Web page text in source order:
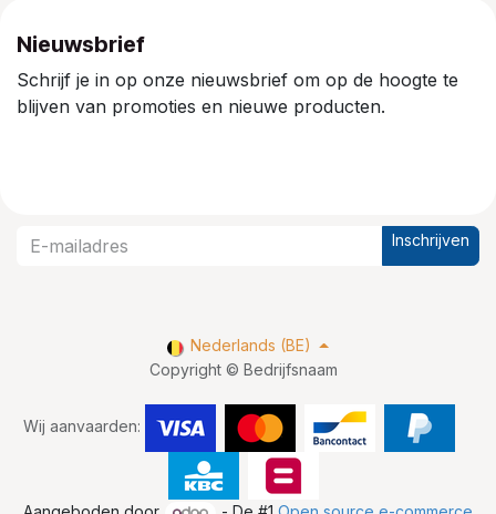
Nieuwsbrief
Schrijf je in op onze nieuwsbrief om op de hoogte te
blijven van promoties en nieuwe producten.
Inschrijven
Copyright © Bedrijfsnaam
Wij aanvaarden:
Nederlands (BE)